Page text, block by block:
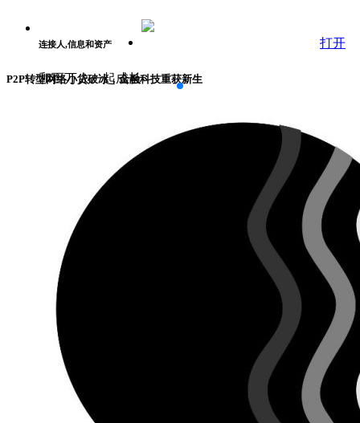
连接人,信息和资产
和百万人一起成长
打开
P2P转型网络小贷破冰，金融科技重获新生